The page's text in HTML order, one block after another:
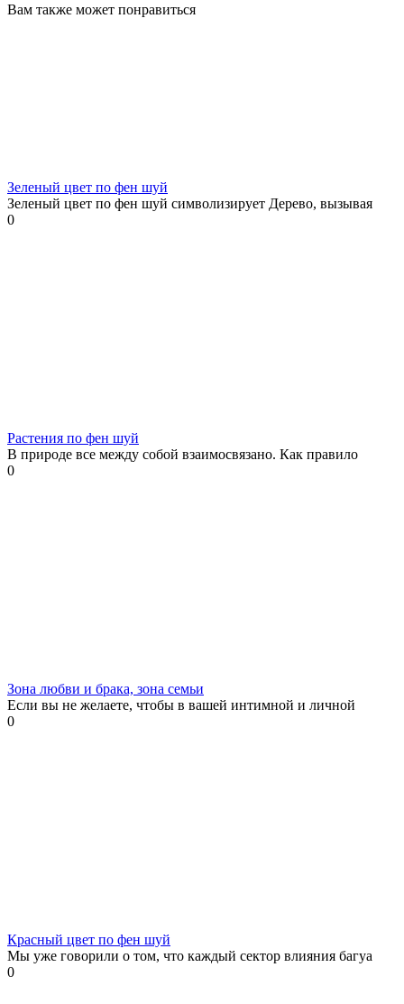
Вам также может понравиться
Зеленый цвет по фен шуй
Зеленый цвет по фен шуй символизирует Дерево, вызывая
0
Растения по фен шуй
В природе все между собой взаимосвязано. Как правило
0
Зона любви и брака, зона семьи
Если вы не желаете, чтобы в вашей интимной и личной
0
Красный цвет по фен шуй
Мы уже говорили о том, что каждый сектор влияния багуа
0